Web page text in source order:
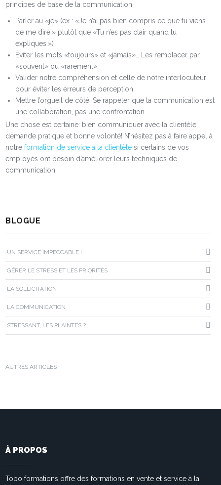
principes de base de la communication :
Parler au «je» (ex : «Je n’ai pas bien compris ce que tu viens
de me dire.» plutôt que «Tu n’es pas clair quand tu
expliques.»)
Éviter les mots «toujours» et «jamais»… Les remplacer par
«souvent» ou «rarement».
Valider notre compréhension et celle de notre interlocuteur
pour éviter les erreurs de perception.
Mettre l’orgueil de côté. Se rappeler que la communication est
une collaboration, pas une confrontation.
Une chose est certaine: bien communiquer avec la clientèle
demande pratique et bonne volonté! N’hésitez pas à faire appel à
notreformation de service à la clientèle si certains de vos
employés ont besoin d’améliorer leurs techniques de
communication!
BLOGUE
UN SERVICE IMPECCABLE !
GÉRER LE STRESS ET LES PRIORITÉS
LA SOLLICITATION
LA COMMUNICATION
STRESSANT, LES PLAINTES ?
AUTRES ARTICLES
À PROPOS
Topo formations offre des formations en vente et service à la